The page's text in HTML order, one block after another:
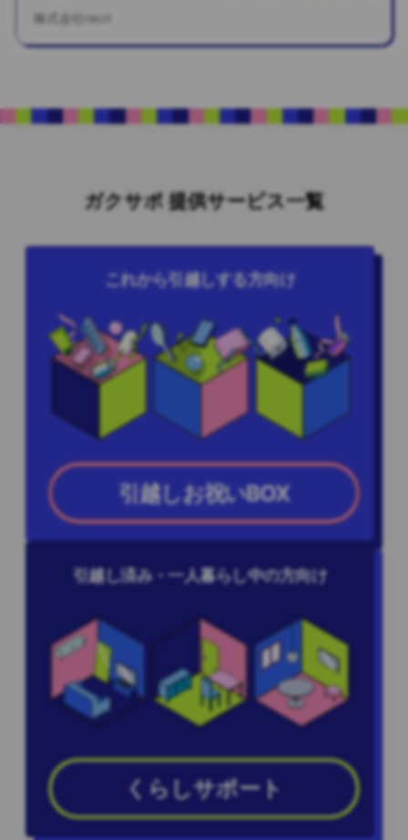
株式会社recri
ガクサポ 提供サービス一覧
これから引越しする方向け
引越しお祝いBOX
引越し済み・一人暮らし中の方向け
くらしサポート